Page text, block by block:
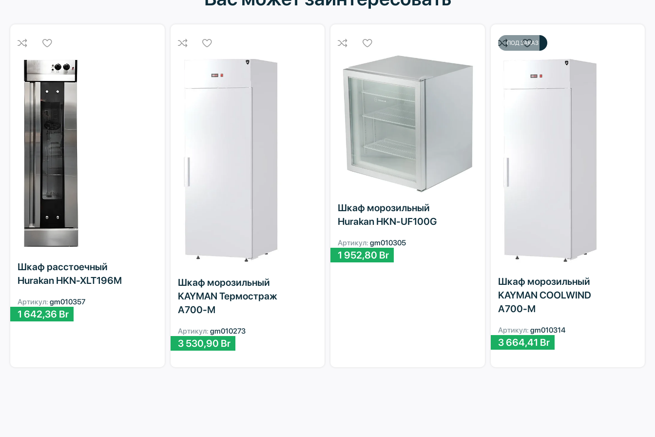
Шкаф расстоечный
Hurakan HKN-XLT196M
Артикул: gm010357
1 642,36 Br
Шкаф морозильный
KAYMAN Термостраж
А700-М
Артикул: gm010273
3 530,90 Br
Шкаф морозильный
Hurakan HKN-UF100G
Артикул: gm010305
1 952,80 Br
ПОД ЗАКАЗ
Шкаф морозильный
KAYMAN COOLWIND
А700-М
Артикул: gm010314
3 664,41 Br